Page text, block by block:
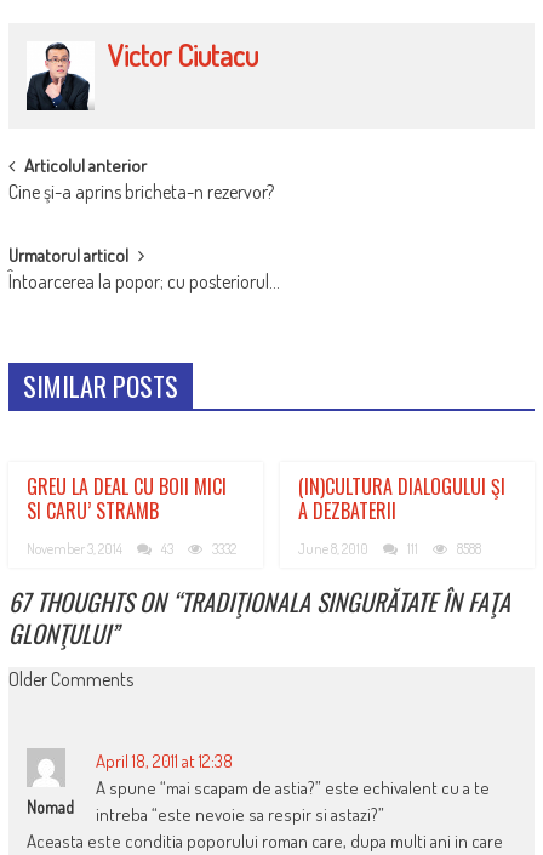
Victor Ciutacu
POST
NAVIGATION
Articolul anterior
Cine şi-a aprins bricheta-n rezervor?
Urmatorul articol
Întoarcerea la popor; cu posteriorul…
SIMILAR POSTS
GREU LA DEAL CU BOII MICI
SI CARU’ STRAMB
November 3, 2014 43 3332
(IN)CULTURA DIALOGULUI ŞI
A DEZBATERII
June 8, 2010 111 8588
67 THOUGHTS ON “TRADIŢIONALA SINGURĂTATE ÎN FAŢA
GLONŢULUI”
COMMENT
Older Comments
Nomad
April 18, 2011 at 12:38
A spune “mai scapam de astia?” este echivalent cu a te
intreba “este nevoie sa respir si astazi?”
Aceasta este conditia poporului roman care, dupa multi ani in care